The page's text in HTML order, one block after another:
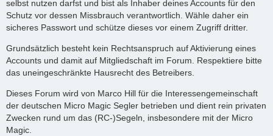
selbst nutzen darfst und bist als Inhaber deines Accounts für den
Schutz vor dessen Missbrauch verantwortlich. Wähle daher ein
sicheres Passwort und schütze dieses vor einem Zugriff dritter.
Grundsätzlich besteht kein Rechtsanspruch auf Aktivierung eines
Accounts und damit auf Mitgliedschaft im Forum. Respektiere bitte
das uneingeschränkte Hausrecht des Betreibers.
Dieses Forum wird von Marco Hill für die Interessengemeinschaft
der deutschen Micro Magic Segler betrieben und dient rein privaten
Zwecken rund um das (RC-)Segeln, insbesondere mit der Micro
Magic.